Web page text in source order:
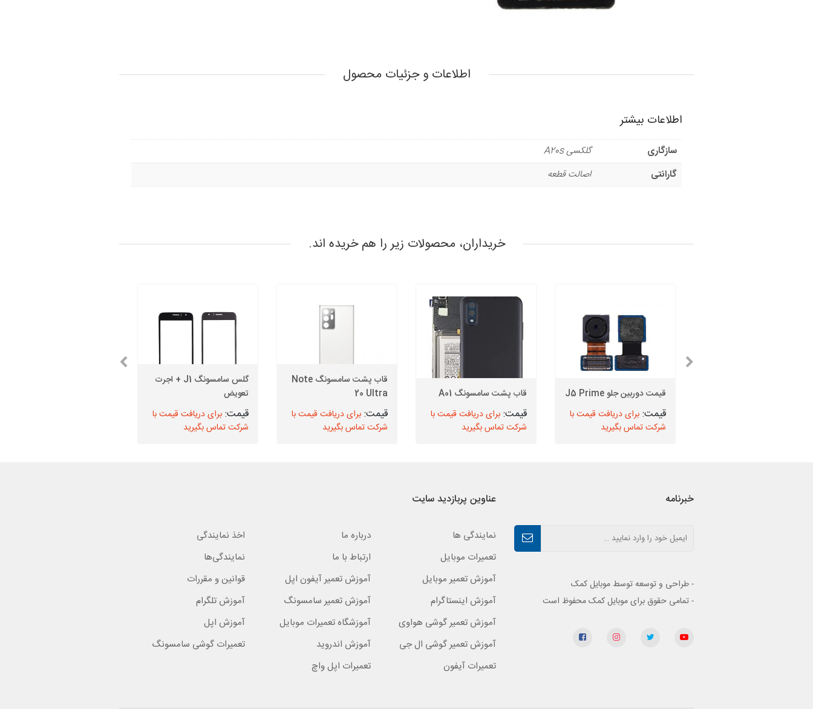
اطلاعات و جزئیات محصول
اطلاعات بیشتر
سازگاری
گلکسی A20s
گارانتی
اصالت قطعه
خریداران، محصولات زیر را هم خریده اند.
قیمت دوربین جلو J5 Prime
برای دریافت قیمت با
شرکت تماس بگیرید
قاب پشت سامسونگ A01
برای دریافت قیمت با
شرکت تماس بگیرید
قاب پشت سامسونگ Note
20 Ultra
برای دریافت قیمت با
شرکت تماس بگیرید
گلس سامسونگ J1 + اجرت
تعویض
برای دریافت قیمت با
شرکت تماس بگیرید
خبرنامه
- طراحی و توسعه توسط موبایل کمک
- تمامی حقوق برای موبایل کمک محفوظ است
عناوین پربازدید سایت
نمایندگی ها درباره ما
اخذ نمایندگی
تعمیرات موبایل
ارتباط با ما
نمایندگی‌ها
آموزش تعمیر موبایل
آموزش تعمیر آیفون اپل
قوانین و مقررات
آموزش اینستاگرام
آموزش تعمیر سامسونگ
آموزش تلگرام
آموزش تعمیر گوشی هواوی
آموزشگاه تعمیرات موبایل
آموزش اپل
آموزش تعمیر گوشی ال جی
آموزش اندروید
تعمیرات گوشی سامسونگ
تعمیرات آیفون
تعمیرات اپل واچ